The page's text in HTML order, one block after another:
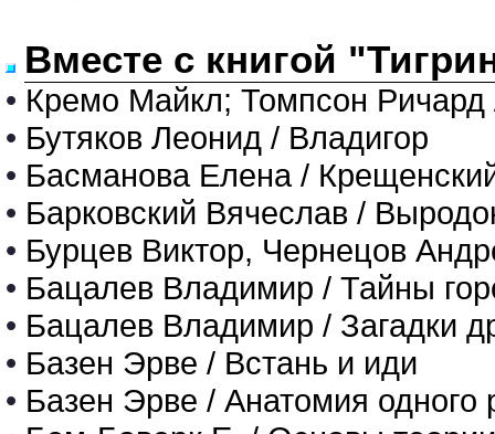
Вместе с книгой
• Кремо Майкл; Томпсон Ричард
• Бутяков Леонид / Владигор
• Басманова Елена /
• Барковский Вячеслав /
• Бурцев Виктор, Чернецов
• Бацалев Владимир / Тайны
• Бацалев Владимир / Загадки
• Базен Эрве / Встань и иди
• Базен Эрве / Анатомия одного